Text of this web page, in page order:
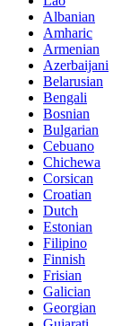
Albanian
Amharic
Armenian
Azerbaijani
Belarusian
Bengali
Bosnian
Bulgarian
Cebuano
Chichewa
Corsican
Croatian
Dutch
Estonian
Filipino
Finnish
Frisian
Galician
Georgian